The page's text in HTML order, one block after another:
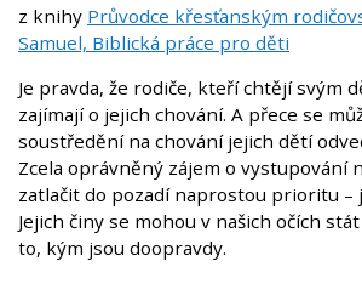
z knihy Průvodce křesťanským
Samuel, Biblická práce pro děti
Je pravda, že rodiče, kteří chtějí svým
zajímají o jejich chování. A přece se
soustředění na chování jejich dětí
Zcela oprávněný zájem o vystupování
zatlačit do pozadí naprostou prioritu –
Jejich činy se mohou v našich očích
to, kým jsou doopravdy.